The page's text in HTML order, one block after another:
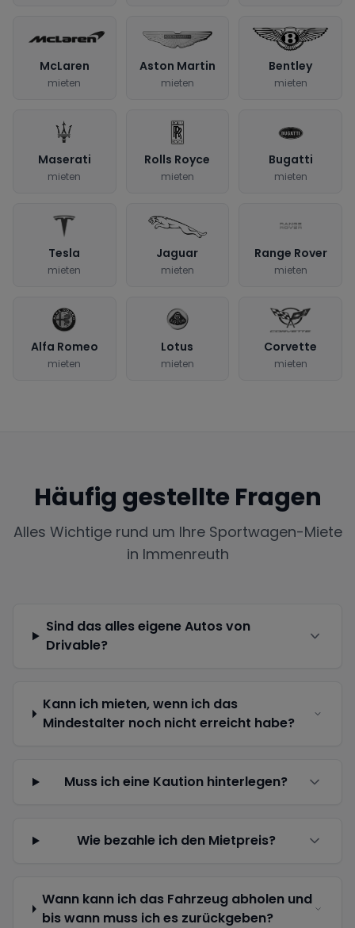
McLaren
mieten
Aston Martin
mieten
Bentley
mieten
Maserati
mieten
Rolls Royce
mieten
Bugatti
mieten
Tesla
mieten
Jaguar
mieten
Range Rover
mieten
Alfa Romeo
mieten
Lotus
mieten
Corvette
mieten
Häufig gestellte Fragen
Alles Wichtige rund um Ihre Sportwagen-Miete
in Immenreuth
Sind das alles eigene Autos von
Drivable?
Kann ich mieten, wenn ich das
Mindestalter noch nicht erreicht habe?
Muss ich eine Kaution hinterlegen?
Wie bezahle ich den Mietpreis?
Wann kann ich das Fahrzeug abholen und
bis wann muss ich es zurückgeben?